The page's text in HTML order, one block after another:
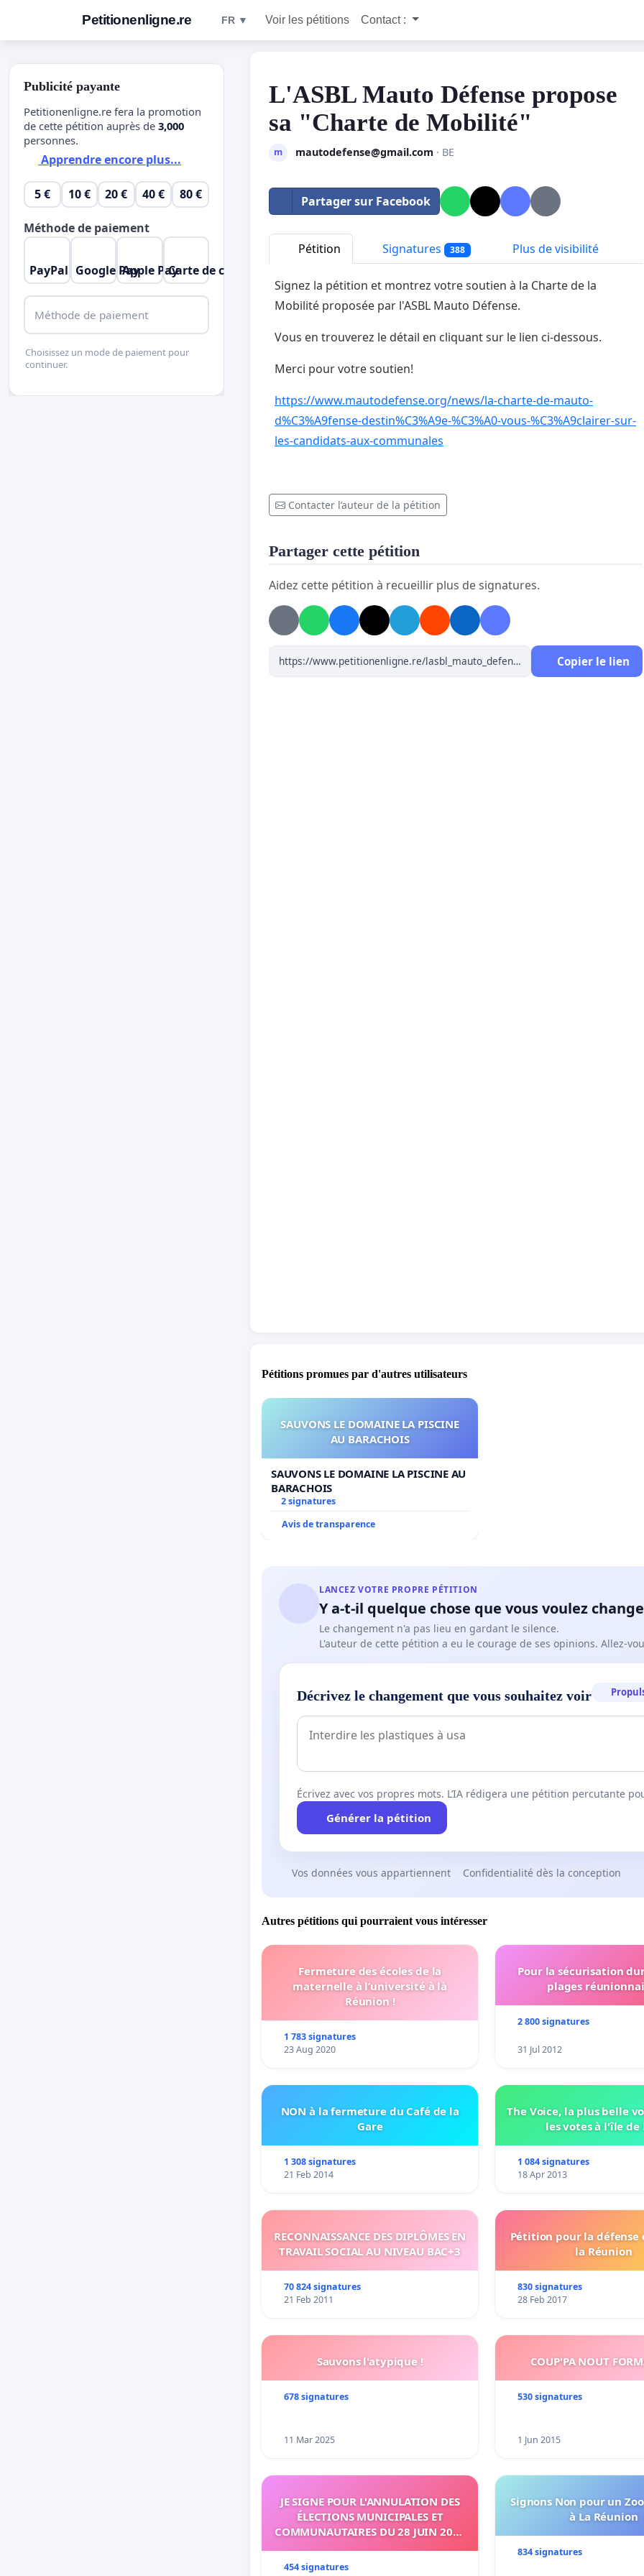
Petitionenligne.re FR ▼ Voir les pétitions Contact :
L'ASBL Mauto Défense propose
sa "Charte de Mobilité"
m mautodefense@gmail.com · BE
Partager sur Facebook
Pétition Signatures 388 Plus de visibilité
Signez la pétition et montrez votre soutien à la Charte de la
Mobilité proposée par l'ASBL Mauto Défense.
Vous en trouverez le détail en cliquant sur le lien ci-dessous.
Merci pour votre soutien!
https://www.mautodefense.org/news/la-charte-de-mauto-
d%C3%A9fense-destin%C3%A9e-%C3%A0-vous-%C3%A9clairer-sur-
les-candidats-aux-communales
Contacter l’auteur de la pétition
Partager cette pétition
Aidez cette pétition à recueillir plus de signatures.
Copier le lien
Pétitions promues par d'autres utilisateurs
SAUVONS LE DOMAINE LA PISCINE
AU BARACHOIS
SAUVONS LE DOMAINE LA PISCINE AU
BARACHOIS
2 signatures
Avis de transparence
LANCEZ VOTRE PROPRE PÉTITION
Y a-t-il quelque chose que vous voulez
Le changement n'a pas lieu en gardant le silence.
L'auteur de cette pétition a eu le courage de ses opinions. Allez-
Décrivez le changement que vous souhaitez voir
Écrivez avec vos propres mots. L’IA rédigera une pétition percutante
Générer la pétition
Vos données vous appartiennent Confidentialité dès la conception
Autres pétitions qui pourraient vous intéresser
Fermeture des écoles de la
maternelle à l’université à là
Réunion !
1 783 signatures
23 Aug 2020
Pour la sécurisation
plages
2 800 signatures
31 Jul 2012
NON à la fermeture du Café de la
Gare
1 308 signatures
21 Feb 2014
The Voice, la plus belle
les votes à l'île de
1 084 signatures
18 Apr 2013
RECONNAISSANCE DES DIPLÔMES EN
TRAVAIL SOCIAL AU NIVEAU BAC+3
70 824 signatures
21 Feb 2011
Pétition pour la défense
la Réunion
830 signatures
28 Feb 2017
Sauvons l'atypique !
678 signatures
11 Mar 2025
COUP'PA NOUT
530 signatures
1 Jun 2015
JE SIGNE POUR L'ANNULATION DES
ÉLECTIONS MUNICIPALES ET
COMMUNAUTAIRES DU 28 JUIN 2020
454 signatures
Signons Non pour un
à La Réunion
834 signatures
Publicité payante
Petitionenligne.re fera la promotion
de cette pétition auprès de 3,000
personnes.
Apprendre encore plus...
5 € 10 € 20 € 40 € 80 €
Méthode de paiement
PayPal Google PayApple PayCarte de crédit
Méthode de paiement
Choisissez un mode de paiement pour
continuer.